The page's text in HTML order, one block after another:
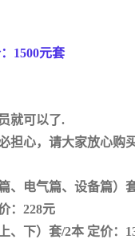
1500元套
就可以了.
担心，请大家放心购
、电气篇、设备篇）
：228元
、下）套/2本 定价：